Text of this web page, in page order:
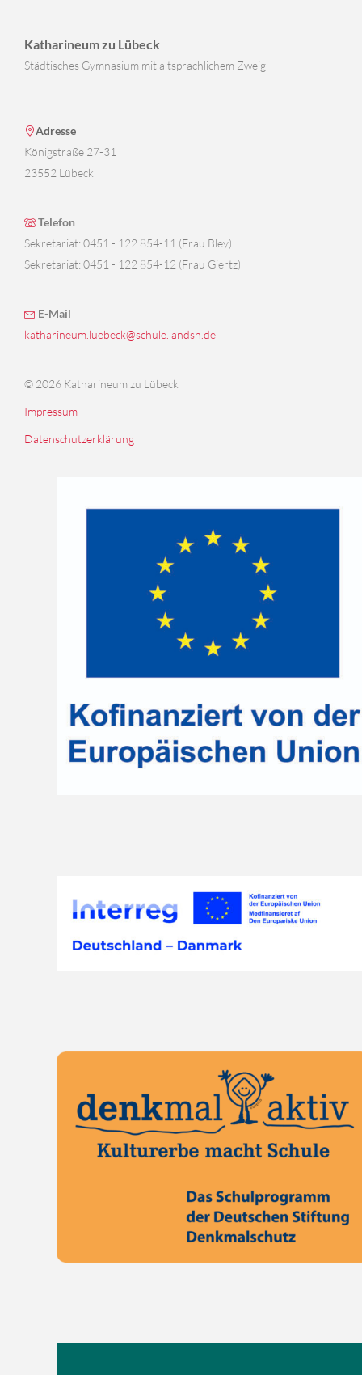
Katharineum zu Lübeck
Städtisches Gymnasium mit altsprachlichem Zweig
Adresse
Königstraße 27-31
23552 Lübeck
Telefon
Sekretariat: 0451 - 122 854-11 (Frau Bley)
Sekretariat: 0451 - 122 854-12 (Frau Giertz)
E-Mail
katharineum.luebeck@schule.landsh.de
© 2026 Katharineum zu Lübeck
Impressum
Datenschutzerklärung